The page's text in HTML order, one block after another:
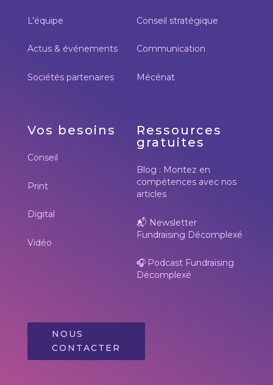
L’équipe
Actus & événements
Sociétés partenaires
Conseil stratégique
Communication
Mécénat
Vos besoins
Conseil
Print
Digital
Vidéo
Ressources
gratuites
Blog : Montez en
compétences avec nos
articles
📬 Newsletter
Fundraising Décomplexé
🎧 Podcast Fundraising
Décomplexé
NOUS
CONTACTER